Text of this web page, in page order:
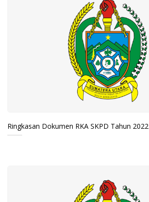
Ringkasan Dokumen RKA SKPD Tahun 2022